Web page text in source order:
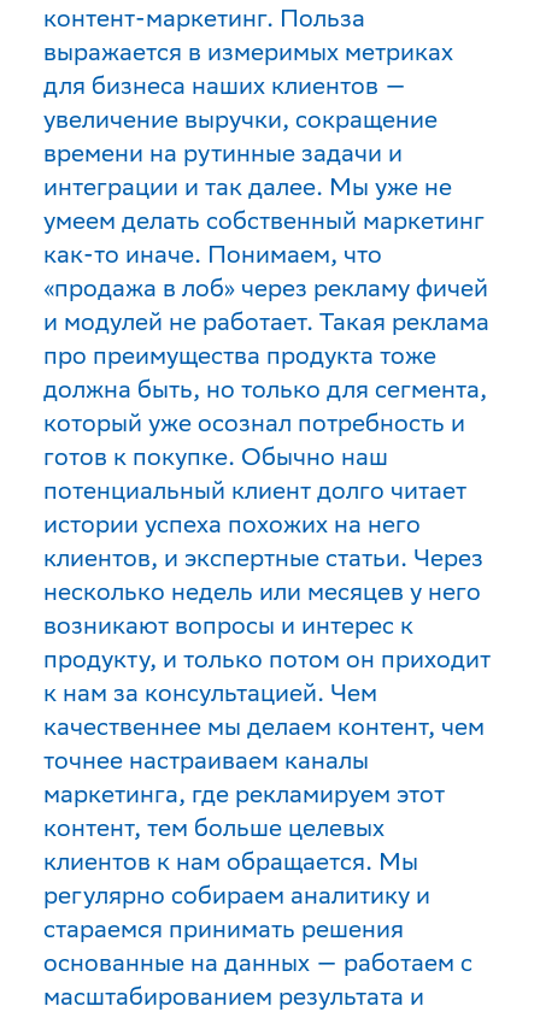
контент-маркетинг. Польза
выражается в измеримых метриках
для бизнеса наших клиентов —
увеличение выручки, сокращение
времени на рутинные задачи и
интеграции и так далее. Мы уже не
умеем делать собственный маркетинг
как-то иначе. Понимаем, что
«продажа в лоб» через рекламу фичей
и модулей не работает. Такая реклама
про преимущества продукта тоже
должна быть, но только для сегмента,
который уже осознал потребность и
готов к покупке. Обычно наш
потенциальный клиент долго читает
истории успеха похожих на него
клиентов, и экспертные статьи. Через
несколько недель или месяцев у него
возникают вопросы и интерес к
продукту, и только потом он приходит
к нам за консультацией. Чем
качественнее мы делаем контент, чем
точнее настраиваем каналы
маркетинга, где рекламируем этот
контент, тем больше целевых
клиентов к нам обращается. Мы
регулярно собираем аналитику и
стараемся принимать решения
основанные на данных — работаем с
масштабированием результата и